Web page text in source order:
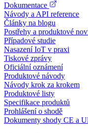
Dokumentace
Návody a API reference
Články na blogu
Postřehy a produktové
Případové studie
Nasazení IoT v praxi
Tiskové zprávy
Oficiální oznámení
Produktové návody
Návody krok za krokem
Produktové listy
Specifikace produktů
Prohlášení o shodě
Dokumenty shody CE a